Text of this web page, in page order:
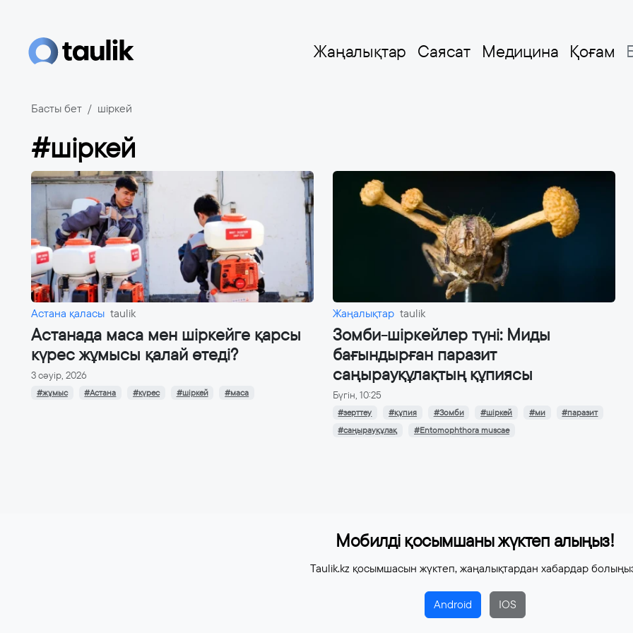
Жаңалықтар Саясат Медицина Қоғам
Басты бет шіркей
#шіркей
Астана қаласы taulik
Астанада маса мен шіркейге қарсы
күрес жұмысы қалай өтеді?
3 сәуір, 2026
#жұмыс #Астана #күрес #шіркей #маса
Жаңалықтар taulik
Зомби-шіркейлер түні: Миды
бағындырған паразит
саңырауқұлақтың құпиясы
Бүгін, 10:25
#зерттеу #құпия #Зомби #шіркей #ми
#паразит
#саңырауқұлақ
#Entomophthora muscae
Мобилді қосымшаны жүктеп алыңыз!
Taulik.kz қосымшасын жүктеп, жаңалықтардан хабардар
Android IOS